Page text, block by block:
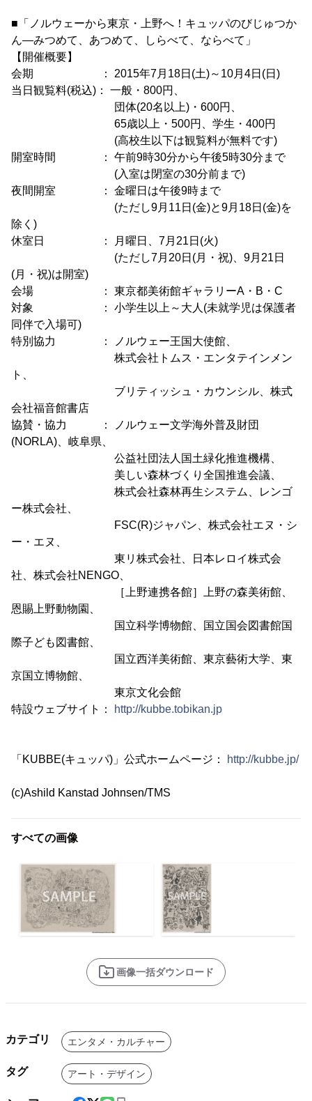
■「ノルウェーから東京・上野へ！キュッパのびじゅつか
ん―みつめて、あつめて、しらべて、ならべて」
【開催概要】
会期 ： 2015年7月18日(土)～10月4日(日)
当日観覧料(税込)： 一般・800円、
団体(20名以上)・600円、
65歳以上・500円、学生・400円
(高校生以下は観覧料が無料です)
開室時間 ： 午前9時30分から午後5時30分まで
(入室は閉室の30分前まで)
夜間開室 ： 金曜日は午後9時まで
(ただし9月11日(金)と9月18日(金)を
除く)
休室日 ： 月曜日、7月21日(火)
(ただし7月20日(月・祝)、9月21日
(月・祝)は開室)
会場 ： 東京都美術館ギャラリーA・B・C
対象 ： 小学生以上～大人(未就学児は保護者
同伴で入場可)
特別協力 ： ノルウェー王国大使館、
株式会社トムス・エンタテインメン
ト、
ブリティッシュ・カウンシル、株式
会社福音館書店
協賛・協力 ： ノルウェー文学海外普及財団
(NORLA)、岐阜県、
公益社団法人国土緑化推進機構、
美しい森林づくり全国推進会議、
株式会社森林再生システム、レンゴ
ー株式会社、
FSC(R)ジャパン、株式会社エヌ・シ
ー・エヌ、
東リ株式会社、日本レロイ株式会
社、株式会社NENGO、
［上野連携各館］上野の森美術館、
恩賜上野動物園、
国立科学博物館、国立国会図書館国
際子ども図書館、
国立西洋美術館、東京藝術大学、東
京国立博物館、
東京文化会館
特設ウェブサイト：
http://kubbe.tobikan.jp
「KUBBE(キュッパ)」公式ホームページ： http://kubbe.jp/
(c)Ashild Kanstad Johnsen/TMS
すべての画像
画像一括ダウンロード
カテゴリ エンタメ・カルチャー
タグ アート・デザイン